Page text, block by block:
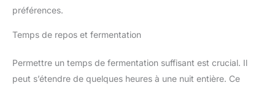
préférences.
Temps de repos et fermentation
Permettre un temps de fermentation suffisant est crucial. Il
peut s’étendre de quelques heures à une nuit entière. Ce